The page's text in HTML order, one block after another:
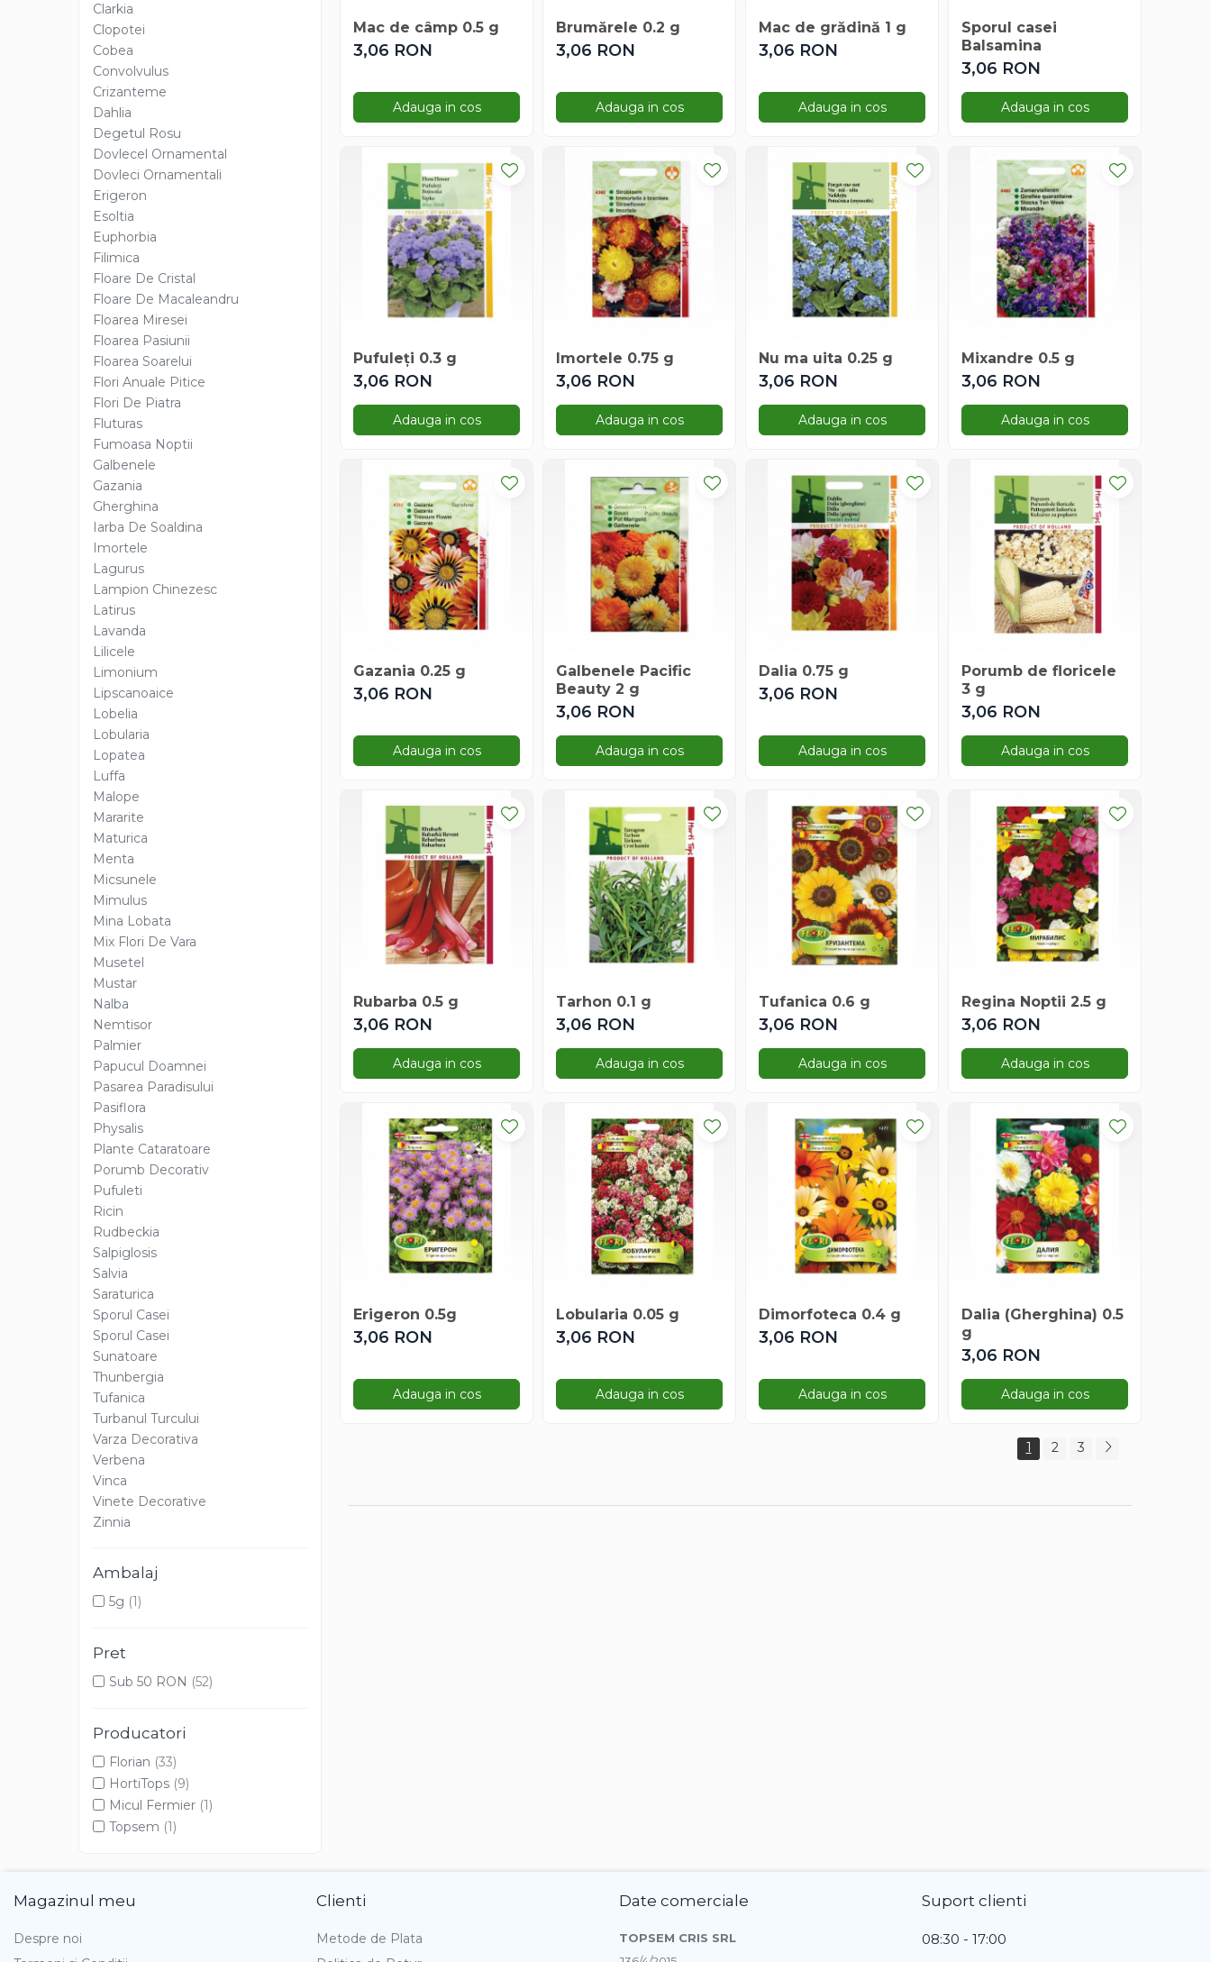
Barba Imparatului
Carciumareasa
Carciumareasa
Castravete Decor
Ciubotica Cucului
Degetul Rosu
Dovlecel Ornamental
Floare De Cristal
Floare De Macaleandru
Floarea Miresei
Floarea Pasiunii
Floarea Soarelui
Flori Anuale Pitice
Flori De Piatra
Fumoasa Noptii
Iarba De Soaldina
Lampion Chinezesc
Mix Flori De Vara
Papucul Doamnei
Pasarea Paradisului
Plante Cataratoare
Turbanul Turcului
Vinete Decorative
Zinnia
Clarkia
Clopotei
Cobea
Convolvulus
Crizanteme
Dahlia
Degetul Rosu
Dovlecel Ornamental
Dovleci Ornamentali
Erigeron
Esoltia
Euphorbia
Filimica
Floare De Cristal
Floare De Macaleandru
Floarea Miresei
Floarea Pasiunii
Floarea Soarelui
Flori Anuale Pitice
Flori De Piatra
Fluturas
Fumoasa Noptii
Galbenele
Gazania
Gherghina
Iarba De Soaldina
Imortele
Lagurus
Lampion Chinezesc
Latirus
Lavanda
Lilicele
Limonium
Lipscanoaice
Lobelia
Lobularia
Lopatea
Luffa
Malope
Mararite
Maturica
Menta
Micsunele
Mimulus
Mina Lobata
Mix Flori De Vara
Musetel
Mustar
Nalba
Nemtisor
Palmier
Papucul Doamnei
Pasarea Paradisului
Pasiflora
Physalis
Plante Cataratoare
Porumb Decorativ
Pufuleti
Ricin
Rudbeckia
Salpiglosis
Salvia
Saraturica
Sporul Casei
Sporul Casei
Sunatoare
Thunbergia
Tufanica
Turbanul Turcului
Varza Decorativa
Verbena
Vinca
Vinete Decorative
Zinnia
Ambalaj
5g (1)
Pret
Sub 50 RON (52)
Producatori
Florian (33)
HortiTops (9)
Micul Fermier (1)
Topsem (1)
Mac de câmp 0.5 g
3,06 RON
Adauga in cos
Brumărele 0.2 g
3,06 RON
Adauga in cos
Mac de grădină 1 g
3,06 RON
Adauga in cos
Sporul casei
Balsamina
3,06 RON
Adauga in cos
Pufuleți 0.3 g
3,06 RON
Adauga in cos
Imortele 0.75 g
3,06 RON
Adauga in cos
Nu ma uita 0.25 g
3,06 RON
Adauga in cos
Mixandre 0.5 g
3,06 RON
Adauga in cos
Gazania 0.25 g
3,06 RON
Adauga in cos
Galbenele Pacific
Beauty 2 g
3,06 RON
Adauga in cos
Dalia 0.75 g
3,06 RON
Adauga in cos
Porumb de floricele
3 g
3,06 RON
Adauga in cos
Rubarba 0.5 g
3,06 RON
Adauga in cos
Tarhon 0.1 g
3,06 RON
Adauga in cos
Tufanica 0.6 g
3,06 RON
Adauga in cos
Regina Noptii 2.5 g
3,06 RON
Adauga in cos
Erigeron 0.5g
3,06 RON
Adauga in cos
Lobularia 0.05 g
3,06 RON
Adauga in cos
Dimorfoteca 0.4 g
3,06 RON
Adauga in cos
Dalia (Gherghina) 0.5
g
3,06 RON
Adauga in cos
1 2 3
Magazinul meu
Despre noi
Clienti
Metode de Plata
Date comerciale
TOPSEM CRIS SRL
Suport clienti
08:30 - 17:00